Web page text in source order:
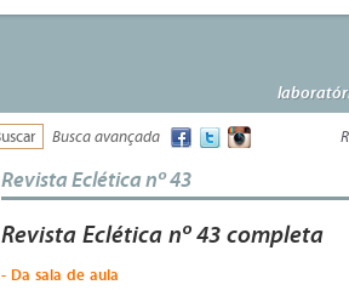
Busca avançada
Revista Eclética nº 43
Revista Eclética nº 43 completa
- Da sala de aula